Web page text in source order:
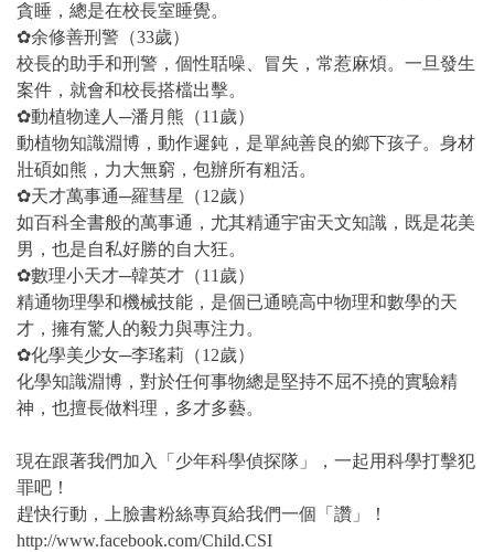
貪睡，總是在校長室睡覺。
✿余修善刑警（33歲）
校長的助手和刑警，個性聒噪、冒失，常惹麻煩。一旦發生
案件，就會和校長搭檔出擊。
✿動植物達人─潘月熊（11歲）
動植物知識淵博，動作遲鈍，是單純善良的鄉下孩子。身材
壯碩如熊，力大無窮，包辦所有粗活。
✿天才萬事通─羅彗星（12歲）
如百科全書般的萬事通，尤其精通宇宙天文知識，既是花美
男，也是自私好勝的自大狂。
✿數理小天才─韓英才（11歲）
精通物理學和機械技能，是個已通曉高中物理和數學的天
才，擁有驚人的毅力與專注力。
✿化學美少女─李瑤莉（12歲）
化學知識淵博，對於任何事物總是堅持不屈不撓的實驗精
神，也擅長做料理，多才多藝。
現在跟著我們加入「少年科學偵探隊」，一起用科學打擊犯
罪吧！
趕快行動，上臉書粉絲專頁給我們一個「讚」！
http://www.facebook.com/Child.CSI